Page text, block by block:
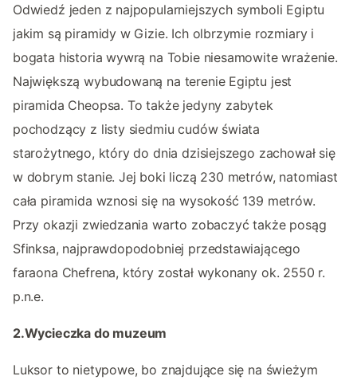
Odwiedź jeden z najpopularniejszych symboli Egiptu
jakim są piramidy w Gizie. Ich olbrzymie rozmiary i
bogata historia wywrą na Tobie niesamowite wrażenie.
Największą wybudowaną na terenie Egiptu jest
piramida Cheopsa. To także jedyny zabytek
pochodzący z listy siedmiu cudów świata
starożytnego, który do dnia dzisiejszego zachował się
w dobrym stanie. Jej boki liczą 230 metrów, natomiast
cała piramida wznosi się na wysokość 139 metrów.
Przy okazji zwiedzania warto zobaczyć także posąg
Sfinksa, najprawdopodobniej przedstawiającego
faraona Chefrena, który został wykonany ok. 2550 r.
p.n.e.
2.Wycieczka do muzeum
Luksor to nietypowe, bo znajdujące się na świeżym